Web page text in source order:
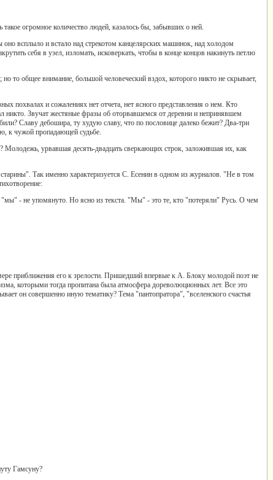
огромное количество людей, казалось бы, забывших о ней.
всплыло и встало над стрекотом канцелярских машинок, над холодом
себя в узел, изломать, исковеркать, чтобы в конце концов накинуть петлю
то общее внимание, большой человеческий вздох, которого никто не скрывает,
похвалах и сожалениях нет отчета, нет ясного представления о нем. Кто
Звучат жестяные фразы об оторвавшемся от деревни и непринявшем
Славу дебошира, ту худую славу, что по пословице далеко бежит? Два-три
к чужой пропадающей судьбе.
урвавшая десять-двадцать сверкающих строк, заложившая их, как
Так именно характеризуется С. Есенин в одном из журналов. "Не в том
- не упомянуто. Но ясно из текста. "Мы" - это те, кто "потеряли" Русь. О чем
приближения его к зрелости. Пришедший впервые к А. Блоку молодой поэт не
которыми тогда пропитана была атмосфера дореволюционных лет. Все это
он совершенно иную тематику? Тема "пантопратора", "вселенского счастья
Гамсуну?